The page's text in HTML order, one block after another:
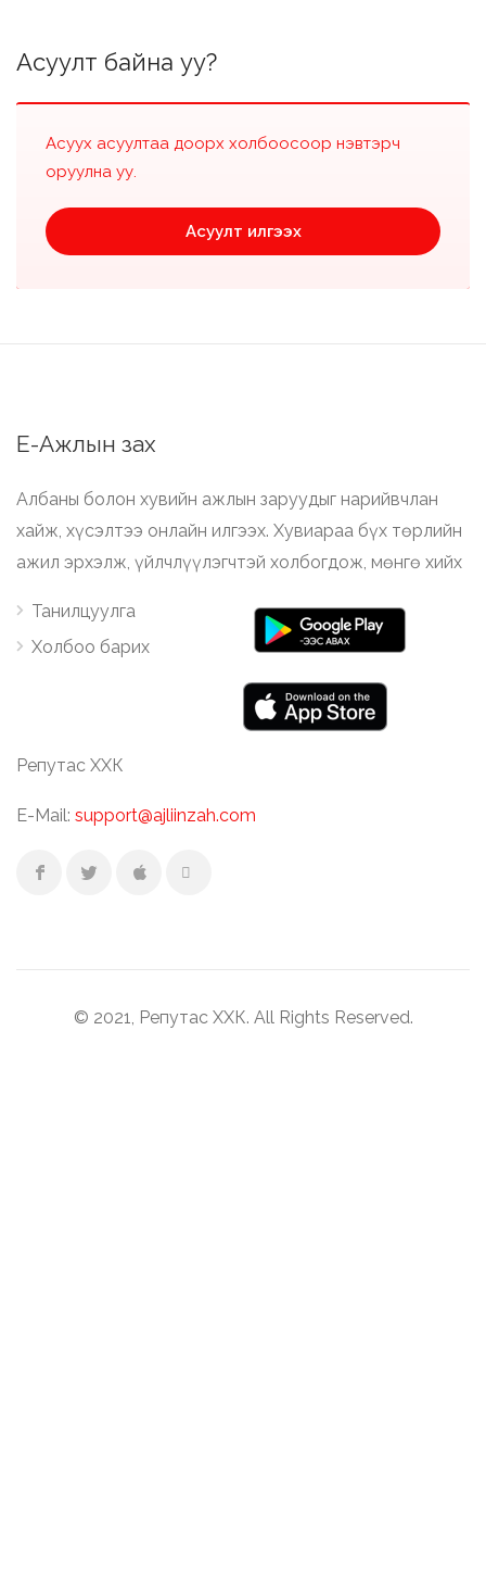
Асуулт байна уу?
Асуух асуултаа доорх холбоосоор нэвтэрч
оруулна уу.
Асуулт илгээх
Е-Ажлын зах
Албаны болон хувийн ажлын заруудыг нарийвчлан
хайж, хүсэлтээ онлайн илгээх. Хувиараа бүх төрлийн
ажил эрхэлж, үйлчлүүлэгчтэй холбогдож, мөнгө хийх
Танилцуулга
Холбоо барих
Репутас ХХК
E-Mail: support@ajliinzah.com
© 2021, Репутас ХХК. All Rights Reserved.